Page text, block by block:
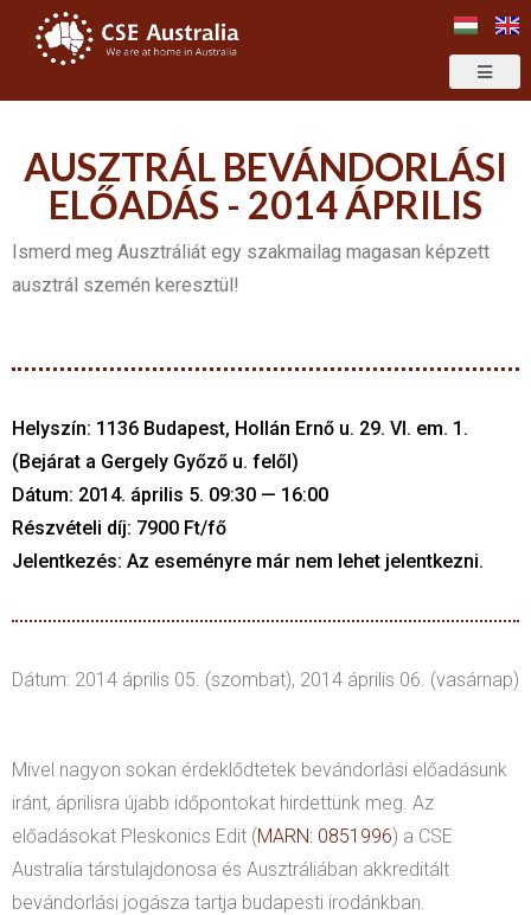
AUSZTRÁL BEVÁNDORLÁSI
ELŐADÁS - 2014 ÁPRILIS
Ismerd meg Ausztráliát egy szakmailag magasan képzett
ausztrál szemén keresztül!
Helyszín: 1136 Budapest, Hollán Ernő u. 29. VI. em. 1.
(Bejárat a Gergely Győző u. felől)
Dátum: 2014. április 5. 09:30 — 16:00
Részvételi díj: 7900 Ft/fő
Jelentkezés: Az eseményre már nem lehet jelentkezni.
Dátum: 2014 április 05. (szombat), 2014 április 06. (vasárnap)
Mivel nagyon sokan érdeklődtetek bevándorlási előadásunk
iránt, áprilisra újabb időpontokat hirdettünk meg. Az
előadásokat Pleskonics Edit (MARN: 0851996) a CSE
Australia társtulajdonosa és Ausztráliában akkreditált
bevándorlási jogásza tartja budapesti irodánkban.